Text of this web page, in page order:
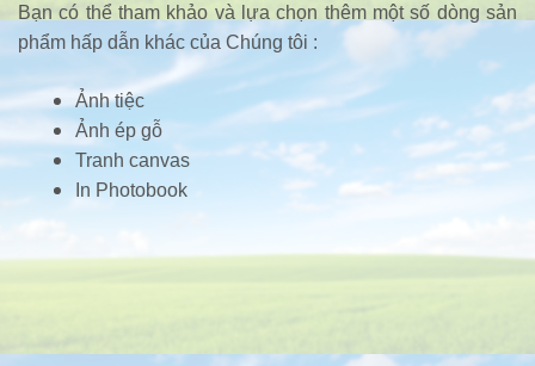
Bạn có thể tham khảo và lựa chọn thêm một số dòng sản
phẩm hấp dẫn khác của Chúng tôi :
Ảnh tiệc
Ảnh ép gỗ
Tranh canvas
In Photobook